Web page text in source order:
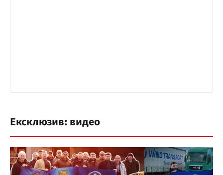
Ексклюзив: видео